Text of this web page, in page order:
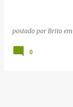
postado por Brito em
0